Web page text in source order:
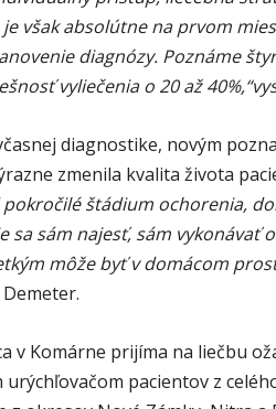
je však absolútne na prvom
diagnózy. Poznáme
vyliečenia o 20 až
diagnostike, novým
zmenila kvalita života
štádium ochorenia,
sa sám najesť, sám vykonávať
môže byť v domácom
v Komárne prijíma na liečbu
urýchľovačom pacientov z